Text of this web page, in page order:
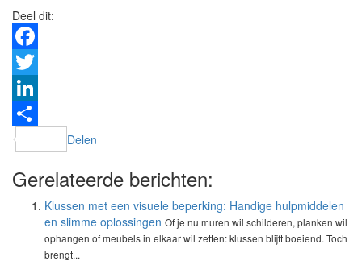
Deel dit:
Facebook
Twitter
LinkedIn
Delen
Gerelateerde berichten:
Klussen met een visuele beperking: Handige hulpmiddelen
en slimme oplossingen Of je nu muren wil schilderen, planken wil
ophangen of meubels in elkaar wil zetten: klussen blijft boeiend. Toch
brengt...